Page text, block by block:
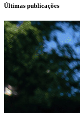
Últimas publicações